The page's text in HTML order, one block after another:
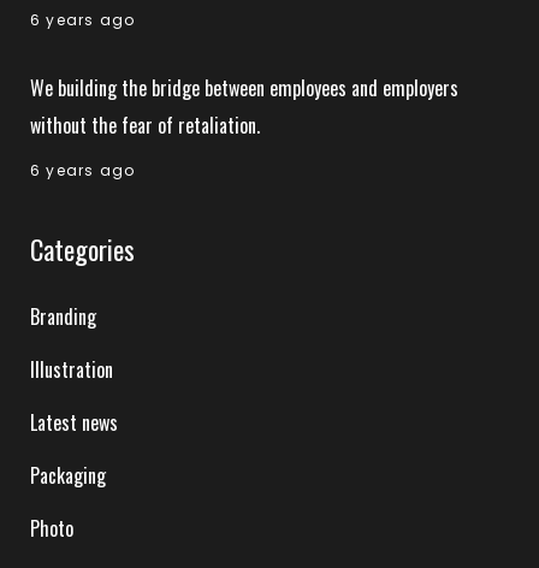
6 years ago
We building the bridge between employees and employers
without the fear of retaliation.
6 years ago
Categories
Branding
Illustration
Latest news
Packaging
Photo